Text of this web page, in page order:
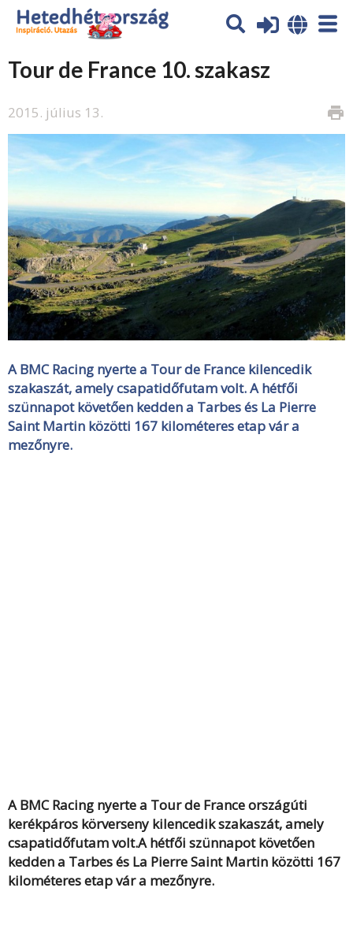
Tour de France 10. szakasz
2015. július 13. print
A BMC Racing nyerte a Tour de France kilencedik
szakaszát, amely csapatidőfutam volt. A hétfői
szünnapot követően kedden a Tarbes és La Pierre
Saint Martin közötti 167 kilométeres etap vár a
mezőnyre.
A BMC Racing nyerte a Tour de France országúti
kerékpáros körverseny kilencedik szakaszát, amely
csapatidőfutam volt.A hétfői szünnapot követően
kedden a Tarbes és La Pierre Saint Martin közötti 167
kilométeres etap vár a mezőnyre.